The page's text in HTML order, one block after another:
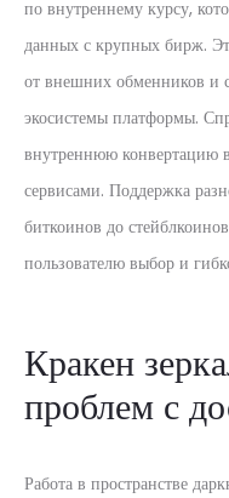
по внутреннему курсу,
данных с крупных бирж.
от внешних обменников и
экосистемы платформы.
внутреннюю конвертацию
сервисами. Поддержка
биткоинов до
пользователю выбор и
Кракен
проблем с
Работа в пространстве